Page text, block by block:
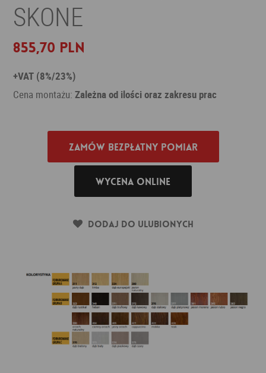
SKONE
855,70 PLN
+VAT (8%/23%)
Cena montażu:Zależna od ilości oraz zakresu prac
Zamów bezpłatny pomiar
Wycena online
Dodaj do ulubionych